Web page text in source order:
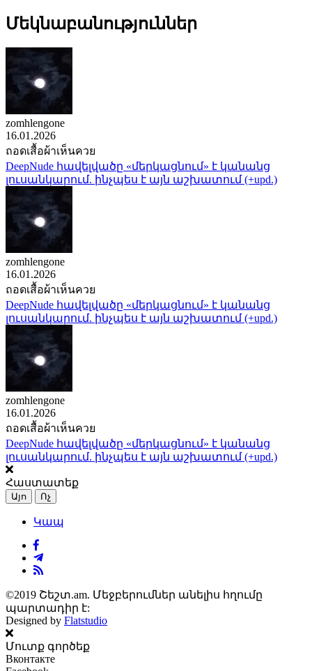
Մեկնաբանություններ
zomhlengone
16.01.2026
ถอดเสื้อผ้าเห็นควย
DeepNude հավելվածը «մերկացնում» է կանանց
լուսանկարում. ինչպես է այն աշխատում (+upd.)
zomhlengone
16.01.2026
ถอดเสื้อผ้าเห็นควย
DeepNude հավելվածը «մերկացնում» է կանանց
լուսանկարում. ինչպես է այն աշխատում (+upd.)
zomhlengone
16.01.2026
ถอดเสื้อผ้าเห็นควย
DeepNude հավելվածը «մերկացնում» է կանանց
լուսանկարում. ինչպես է այն աշխատում (+upd.)
Հաստատեք
Այո Ոչ
Կապ
©2019 Շեշտ.am. Մեջբերումներ անելիս հղումը
պարտադիր է:
Designed by Flatstudio
Մուտք գործեք
Вконтакте